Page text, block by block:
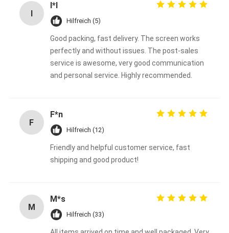
I
I*l
Hilfreich (5)
Good packing, fast delivery. The screen works
perfectly and without issues. The post-sales
service is awesome, very good communication
and personal service. Highly recommended.
F
F*n
Hilfreich (12)
Friendly and helpful customer service, fast
shipping and good product!
M
M*s
Hilfreich (33)